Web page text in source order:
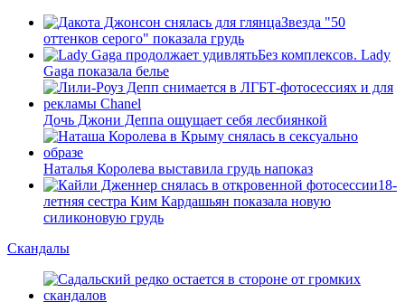
Звезда "50
оттенков серого" показала грудь
Без комплексов. Lady
Gaga показала белье
Дочь Джони Деппа ощущает себя лесбиянкой
Наталья Королева выставила грудь напоказ
18-
летняя сестра Ким Кардашьян показала новую
силиконовую грудь
Скандалы